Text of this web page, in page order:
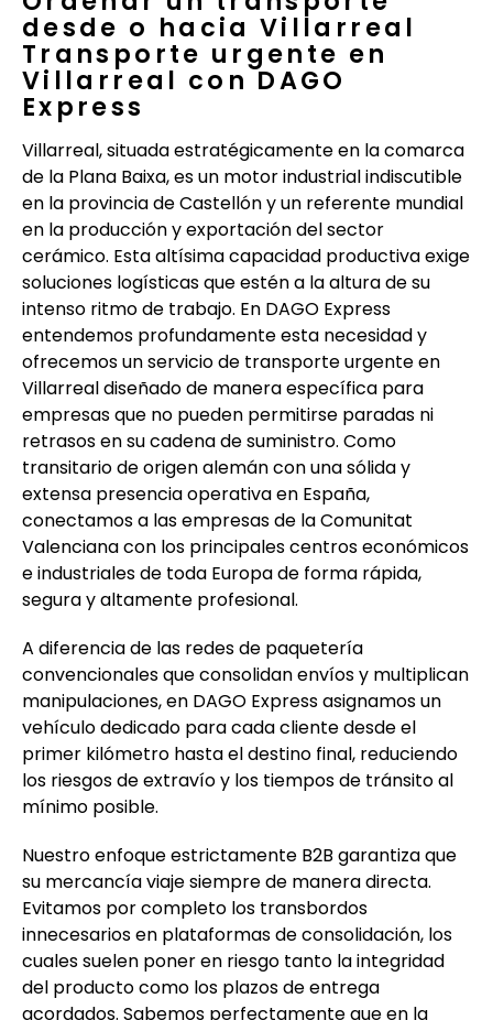
desde o hacia Villarreal
Transporte urgente en
Villarreal con DAGO
Express
Villarreal, situada estratégicamente en la comarca
de la Plana Baixa, es un motor industrial indiscutible
en la provincia de Castellón y un referente mundial
en la producción y exportación del sector
cerámico. Esta altísima capacidad productiva exige
soluciones logísticas que estén a la altura de su
intenso ritmo de trabajo. En DAGO Express
entendemos profundamente esta necesidad y
ofrecemos un servicio de transporte urgente en
Villarreal diseñado de manera específica para
empresas que no pueden permitirse paradas ni
retrasos en su cadena de suministro. Como
transitario de origen alemán con una sólida y
extensa presencia operativa en España,
conectamos a las empresas de la Comunitat
Valenciana con los principales centros económicos
e industriales de toda Europa de forma rápida,
segura y altamente profesional.
A diferencia de las redes de paquetería
convencionales que consolidan envíos y multiplican
manipulaciones, en DAGO Express asignamos un
vehículo dedicado para cada cliente desde el
primer kilómetro hasta el destino final, reduciendo
los riesgos de extravío y los tiempos de tránsito al
mínimo posible.
Nuestro enfoque estrictamente B2B garantiza que
su mercancía viaje siempre de manera directa.
Evitamos por completo los transbordos
innecesarios en plataformas de consolidación, los
cuales suelen poner en riesgo tanto la integridad
del producto como los plazos de entrega
acordados. Sabemos perfectamente que en la